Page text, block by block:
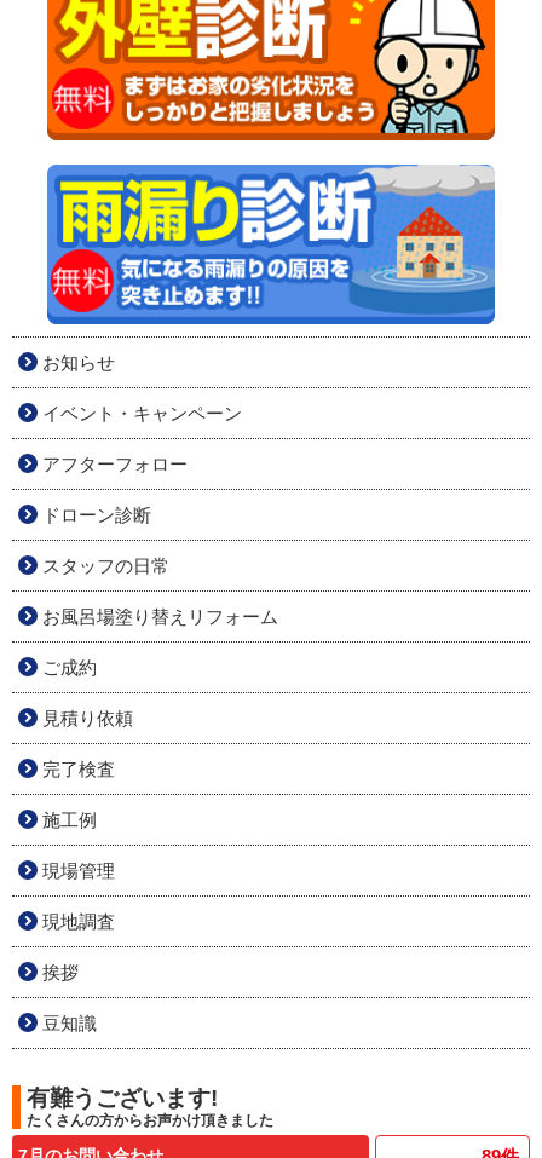
お知らせ
イベント・キャンペーン
アフターフォロー
ドローン診断
スタッフの日常
お風呂場塗り替えリフォーム
ご成約
見積り依頼
完了検査
施工例
現場管理
現地調査
挨拶
豆知識
有難うございます!
たくさんの方からお声かけ頂きました